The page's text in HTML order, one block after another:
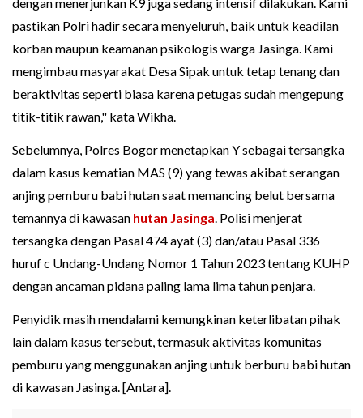
pastikan Polri hadir secara menyeluruh, baik untuk keadilan
korban maupun keamanan psikologis warga Jasinga. Kami
mengimbau masyarakat Desa Sipak untuk tetap tenang dan
beraktivitas seperti biasa karena petugas sudah mengepung
titik-titik rawan," kata Wikha.
Sebelumnya, Polres Bogor menetapkan Y sebagai tersangka
dalam kasus kematian MAS (9) yang tewas akibat serangan
anjing pemburu babi hutan saat memancing belut bersama
temannya di kawasan hutan Jasinga. Polisi menjerat
tersangka dengan Pasal 474 ayat (3) dan/atau Pasal 336
huruf c Undang-Undang Nomor 1 Tahun 2023 tentang KUHP
dengan ancaman pidana paling lama lima tahun penjara.
Penyidik masih mendalami kemungkinan keterlibatan pihak
lain dalam kasus tersebut, termasuk aktivitas komunitas
pemburu yang menggunakan anjing untuk berburu babi hutan
di kawasan Jasinga. [Antara].